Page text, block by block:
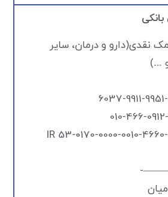
نقدی(دارو و درمان، سایر
…)